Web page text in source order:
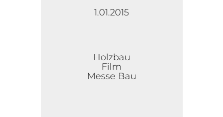
1.01.2015
Holzbau
Film
Messe Bau